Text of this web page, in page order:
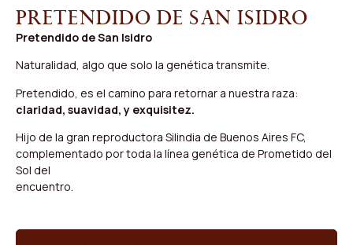
Pretendido de San Isidro
Pretendido de San Isidro
Naturalidad, algo que solo la genética transmite.
Pretendido, es el camino para retornar a nuestra raza:
claridad, suavidad, y exquisitez.
Hijo de la gran reproductora Silindia de Buenos Aires FC,
complementado por toda la línea genética de Prometido del
Sol del
encuentro.